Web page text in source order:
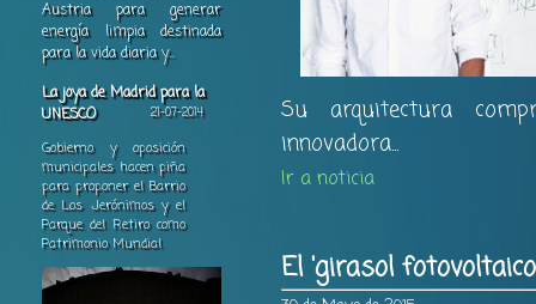
Austria para generar
energía limpia destinada
para la vida diaria y...
La joya de Madrid para la
UNESCO
21-07-2014
Gobierno y oposición
municipales hacen piña
para proponer el Barrio
de Los Jerónimos y el
Parque del Retiro como
Patrimonio Mundial
Su arquitectura
innovadora...
Ir a noticia
El 'girasol